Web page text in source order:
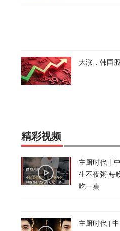
大涨，韩国
精彩视频
主厨时代丨
生不夜粥 每
吃一桌
主厨时代 |